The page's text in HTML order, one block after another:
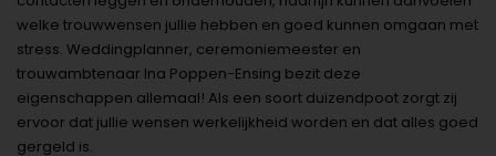
welke trouwwensen jullie hebben en goed kunnen omgaan met
stress. Weddingplanner, ceremoniemeester en
trouwambtenaar Ina Poppen-Ensing bezit deze
eigenschappen allemaal! Als een soort duizendpoot zorgt zij
ervoor dat jullie wensen werkelijkheid worden en dat alles goed
gergeld is.